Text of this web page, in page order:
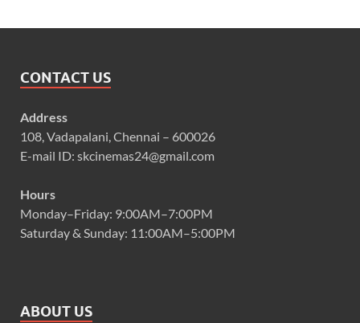
CONTACT US
Address
108, Vadapalani, Chennai – 600026
E-mail ID: skcinemas24@gmail.com
Hours
Monday–Friday: 9:00AM–7:00PM
Saturday & Sunday: 11:00AM–5:00PM
ABOUT US